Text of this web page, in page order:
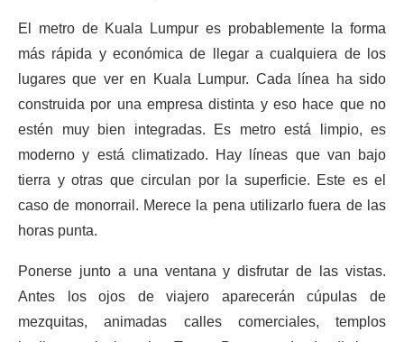
El metro de Kuala Lumpur es probablemente la forma
más rápida y económica de llegar a cualquiera de los
lugares que ver en Kuala Lumpur. Cada línea ha sido
construida por una empresa distinta y eso hace que no
estén muy bien integradas. Es metro está limpio, es
moderno y está climatizado. Hay líneas que van bajo
tierra y otras que circulan por la superficie. Este es el
caso de monorrail. Merece la pena utilizarlo fuera de las
horas punta.
Ponerse junto a una ventana y disfrutar de las vistas.
Antes los ojos de viajero aparecerán cúpulas de
mezquitas, animadas calles comerciales, templos